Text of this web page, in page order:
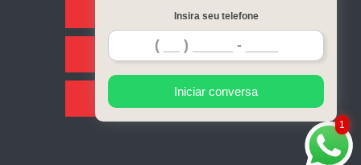
Serviços
Contato
Mapa do site
1
Insira seu telefone
Iniciar conversa